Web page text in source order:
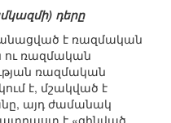
դերը
է ռազմական
ռազմական
ռազմական
է, մշակված է
այդ ժամանակ